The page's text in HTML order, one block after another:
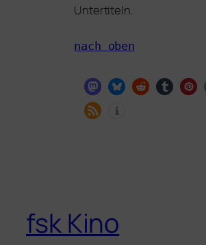
Untertiteln.
nach oben
fsk Kino